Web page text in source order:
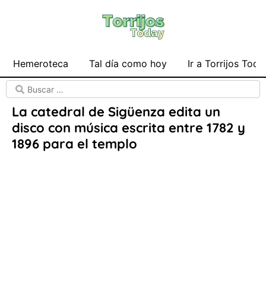
Hemeroteca Tal día como hoy Ir a Torrijos
La catedral de Sigüenza edita un
disco con música escrita entre 1782 y
1896 para el templo